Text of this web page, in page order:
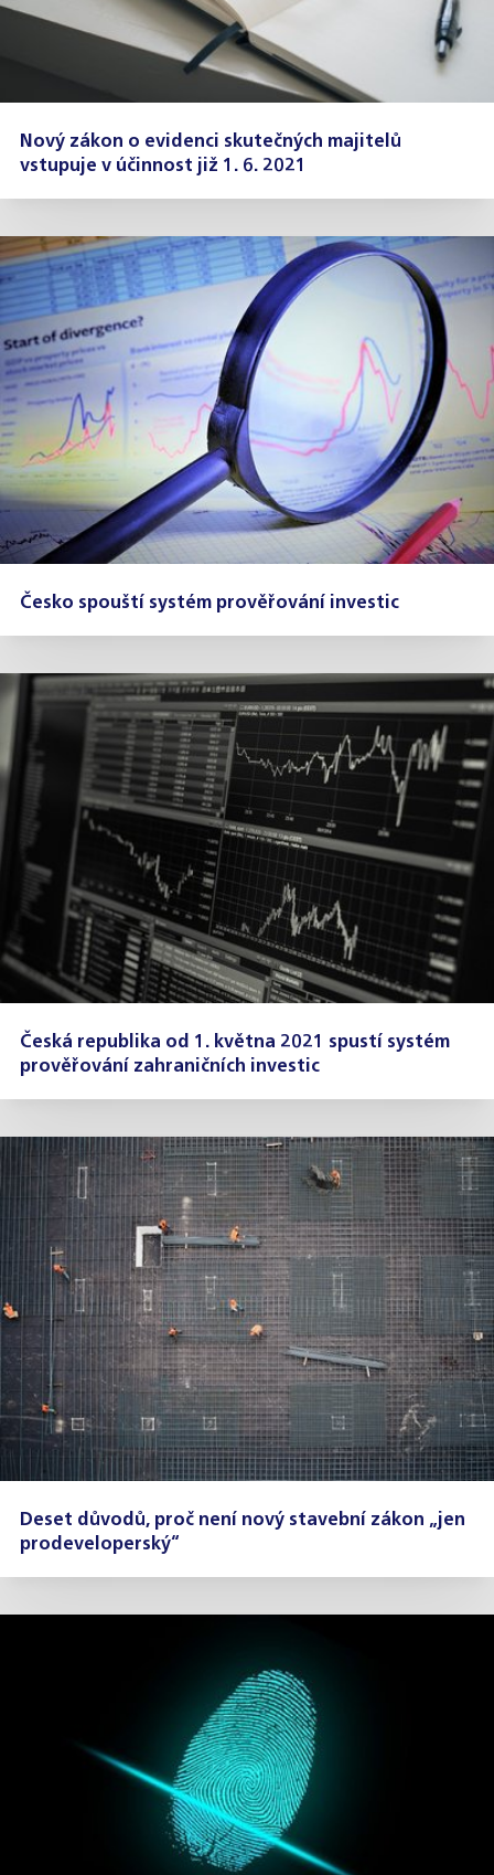
Nový zákon o evidenci skutečných majitelů
vstupuje v účinnost již 1. 6. 2021
Česko spouští systém prověřování investic
Česká republika od 1. května 2021 spustí systém
prověřování zahraničních investic
Deset důvodů, proč není nový stavební zákon „jen
prodeveloperský“